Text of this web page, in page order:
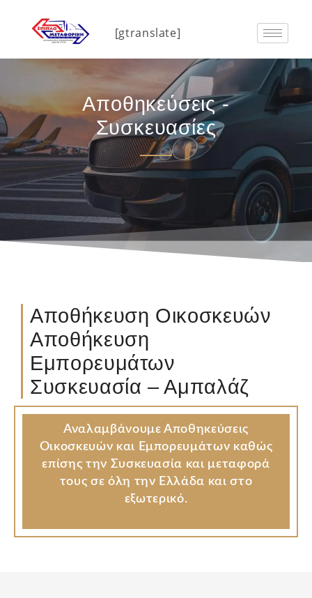
[gtranslate]
Αποθηκεύσεις -
Συσκευασίες
Αποθήκευση Οικοσκευών
Αποθήκευση
Εμπορευμάτων
Συσκευασία – Αμπαλάζ
Αναλαμβάνουμε Αποθηκεύσεις
Οικοσκευών και Εμπορευμάτων καθώς
επίσης την Συσκευασία και μεταφορά
τους σε όλη την Ελλάδα και στο
εξωτερικό.